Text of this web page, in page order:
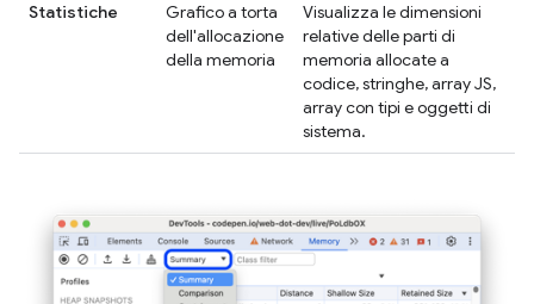
Statistiche
Grafico a torta
dell'allocazione
della memoria
Visualizza le dimensioni
relative delle parti di
memoria allocate a
codice, stringhe, array JS,
array con tipi e oggetti di
sistema.